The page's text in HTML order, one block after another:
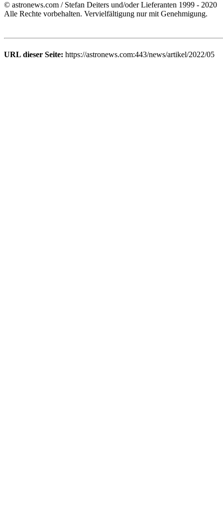
© astronews.com / Stefan Deiters und/oder Lieferanten 1999 - 2020
Alle Rechte vorbehalten. Vervielfältigung nur mit Genehmigung.
URL dieser Seite: https://astronews.com:443/news/artikel/2022/05